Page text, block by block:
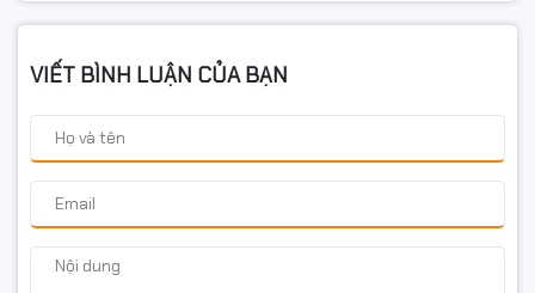
VIẾT BÌNH LUẬN CỦA BẠN